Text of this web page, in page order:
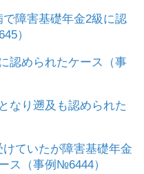
障害基礎年金2級に認
）
認められたケース（事
なり遡及も認められた
ていたが障害基礎年金
ス（事例№6444）